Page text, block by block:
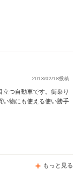
2013/02/18投稿
つ自動車です。街乗り
い物にも使える使い勝手
もっと見る